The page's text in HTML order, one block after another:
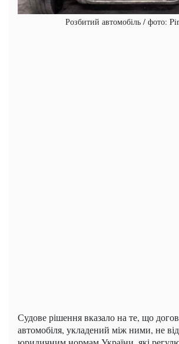
Розбитий автомобіль / фото:
Судове рішення вказало на те, що
автомобіля, укладений між ними, не